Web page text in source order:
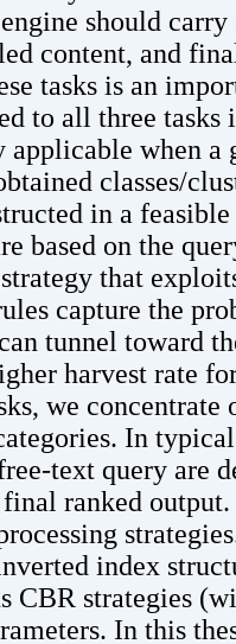
should
content, and
tasks is an
to all three
applicable when
classes/
in a
based on the
that
capture the
tunnel toward
harvest rate
we
In
text query are
ranked
index
CBR strategies
In this